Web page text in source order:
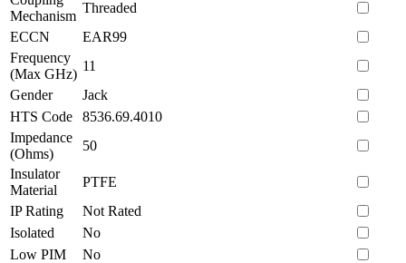
Mechanism
Threaded
ECCN
EAR99
Frequency
(Max GHz)
11
Gender
Jack
HTS Code
8536.69.4010
Impedance
(Ohms)
50
Insulator
Material
PTFE
IP Rating
Not Rated
Isolated
No
Low PIM
No